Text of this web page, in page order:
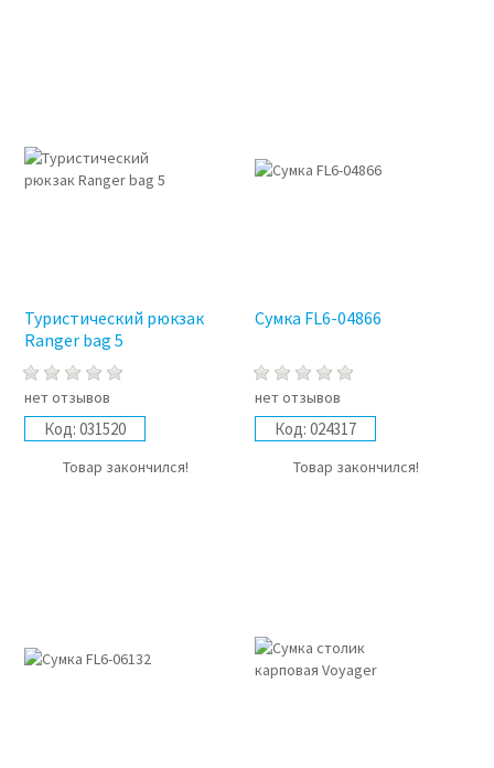
Туристический рюкзак
Ranger bag 5
нет отзывов
Код: 031520
Товар закончился!
Сумка FL6-04866
нет отзывов
Код: 024317
Товар закончился!